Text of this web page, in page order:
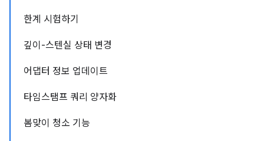
한계 시험하기
깊이-스텐실 상태 변경
어댑터 정보 업데이트
타임스탬프 쿼리 양자화
봄맞이 청소 기능